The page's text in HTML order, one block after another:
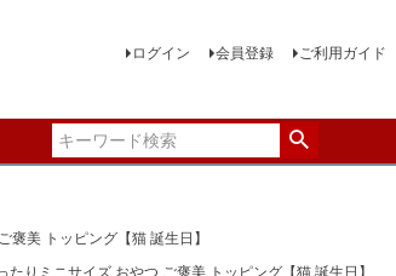
ログイン 会員登録 ご利用ガイド
美 トッピング【猫 誕生日】
りミニサイズ おやつ ご褒美 トッピング【猫 誕生日】